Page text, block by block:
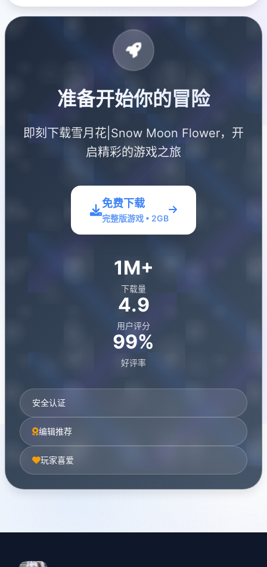
准备开始你的冒险
即刻下载雪月花|Snow Moon Flower，开
启精彩的游戏之旅
免费下载
完整版游戏 • 2GB
1M+
下载量
4.9
用户评分
99%
好评率
安全认证
编辑推荐
玩家喜爱